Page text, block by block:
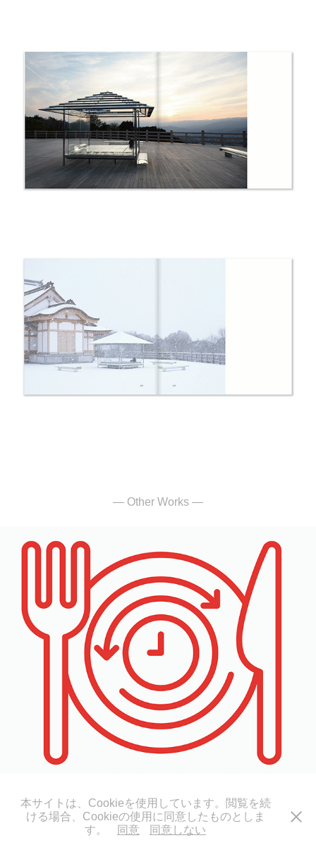
— Other Works —
© 2025 one_five™
本サイトは、Cookieを使用しています。閲覧を続
ける場合、Cookieの使用に同意したものとしま
す。
同意 同意しない